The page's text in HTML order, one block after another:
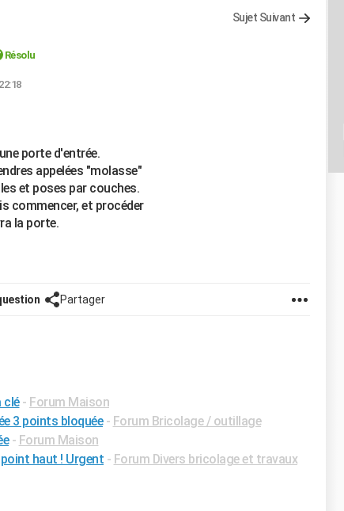
Sujet Suivant
Résolu
porte d'entrée.
appelées "molasse"
et poses par couches.
commencer, et procéder
la porte.
Partager
clé - Forum Maison
3 points bloquée - Forum Bricolage / outillage
- Forum Maison
haut ! Urgent - Forum Divers bricolage et travaux